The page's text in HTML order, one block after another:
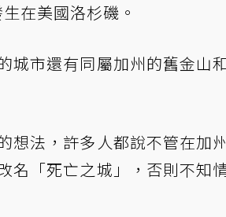
在美國洛杉磯。
城市還有同屬加州的舊金山
想法，許多人都說不管在加
名「死亡之城」，否則不知